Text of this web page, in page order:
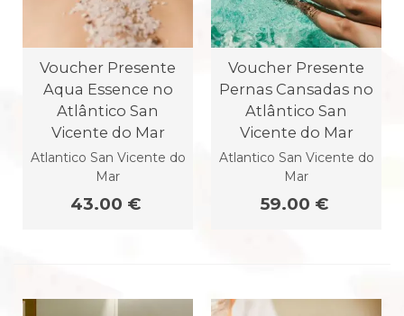
Voucher Presente
Aqua Essence no
Atlântico San
Vicente do Mar
Atlantico San Vicente do
Mar
43.00 €
Voucher Presente
Pernas Cansadas no
Atlântico San
Vicente do Mar
Atlantico San Vicente do
Mar
59.00 €